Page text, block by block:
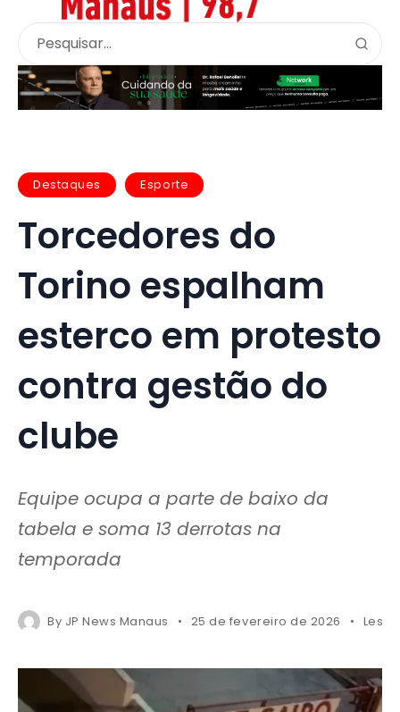
Destaques Esporte
Torcedores do
Torino espalham
esterco em protesto
contra gestão do
clube
Equipe ocupa a parte de baixo da
tabela e soma 13 derrotas na
temporada
By JP News Manaus 25 de fevereiro de 2026 Less